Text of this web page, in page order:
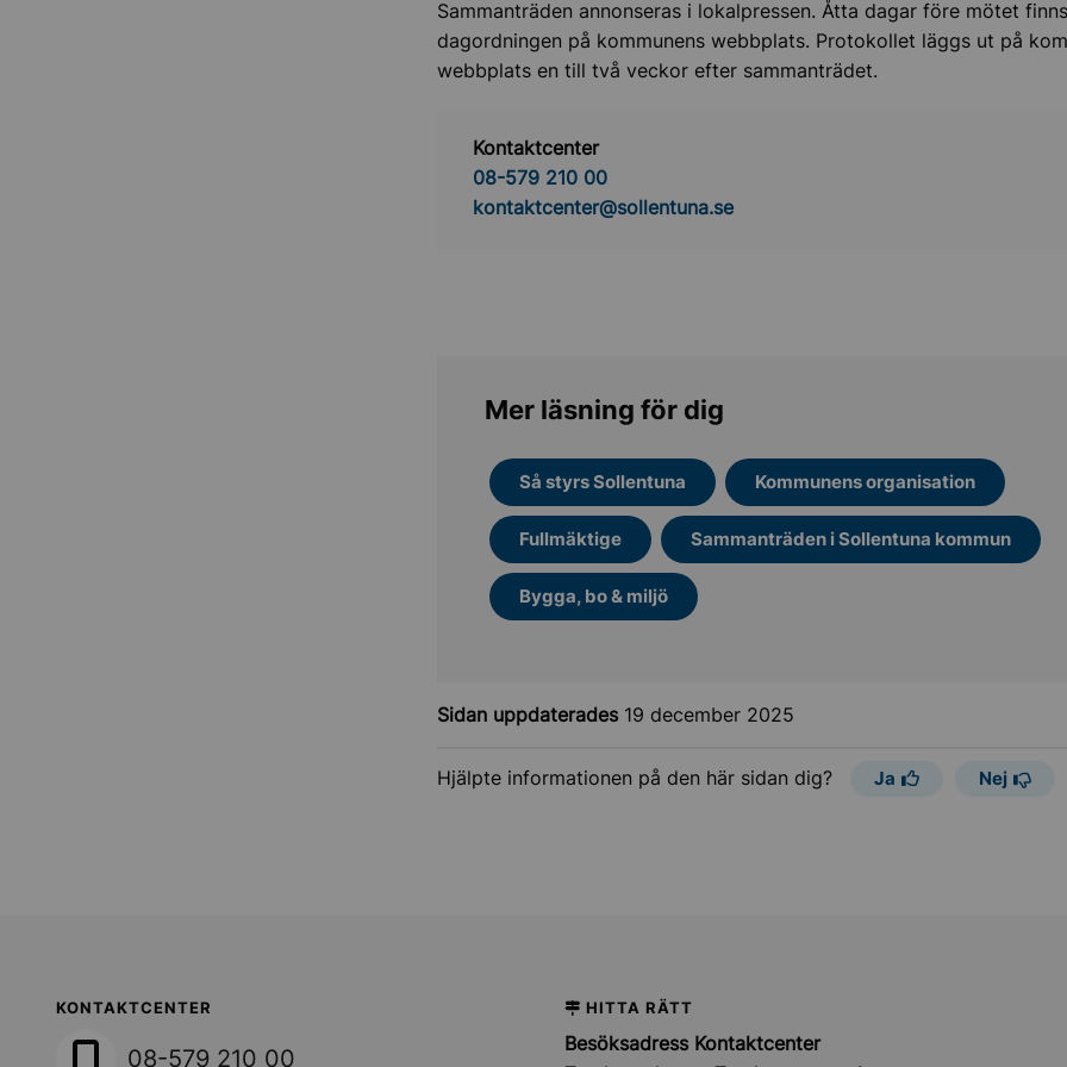
Sammanträden annonseras i lokalpressen. Åtta dagar före mötet finns
dagordningen på kommunens webbplats. Protokollet läggs ut på
webbplats en till två veckor efter sammanträdet.
Kontaktcenter
08-579 210 00
kontaktcenter@sollentuna.se
Mer läsning för dig
Så styrs Sollentuna Kommunens organisation
Fullmäktige Sammanträden i Sollentuna kommun
Bygga, bo & miljö
Sidan uppdaterades 19 december 2025
Hjälpte informationen på den här sidan dig? Ja Nej
Sollentuna Kommun
KONTAKTCENTER
08-579 210 00
HITTA RÄTT
Besöksadress Kontaktcenter